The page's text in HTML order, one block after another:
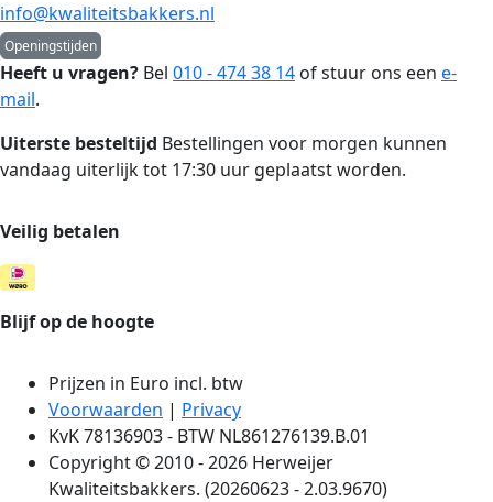
info@kwaliteitsbakkers.nl
Openingstijden
Heeft u vragen? Bel 010 - 474 38 14 of stuur ons een e-
mail.
Uiterste besteltijd Bestellingen voor morgen kunnen
vandaag uiterlijk tot 17:30 uur geplaatst worden.
Veilig betalen
Blijf op de hoogte
Prijzen in Euro incl. btw
Voorwaarden | Privacy
KvK 78136903 - BTW NL861276139.B.01
Copyright © 2010 - 2026 Herweijer
Kwaliteitsbakkers. (20260623 - 2.03.9670)